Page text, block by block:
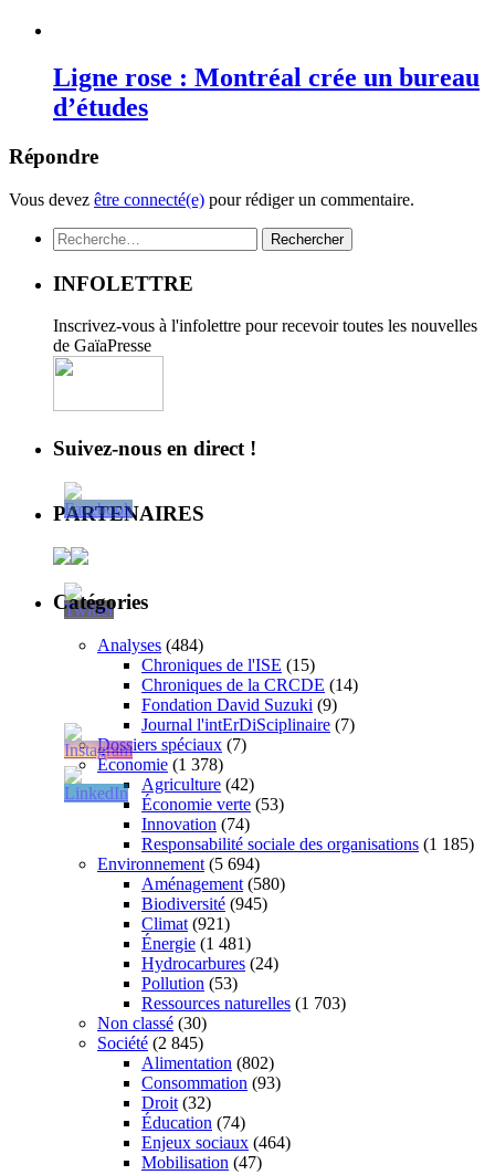
Ligne rose : Montréal crée un bureau
d’études
Répondre
Vous devez être connecté(e) pour rédiger un commentaire.
Rechercher :
INFOLETTRE
Inscrivez-vous à l'infolettre pour recevoir toutes les nouvelles
de GaïaPresse
Suivez-nous en direct !
PARTENAIRES
Catégories
Analyses (484)
Chroniques de l'ISE (15)
Chroniques de la CRCDE (14)
Fondation David Suzuki (9)
Journal l'intErDiSciplinaire (7)
Dossiers spéciaux (7)
Économie (1 378)
Agriculture (42)
Économie verte (53)
Innovation (74)
Responsabilité sociale des organisations (1 185)
Environnement (5 694)
Aménagement (580)
Biodiversité (945)
Climat (921)
Énergie (1 481)
Hydrocarbures (24)
Pollution (53)
Ressources naturelles (1 703)
Non classé (30)
Société (2 845)
Alimentation (802)
Consommation (93)
Droit (32)
Éducation (74)
Enjeux sociaux (464)
Mobilisation (47)